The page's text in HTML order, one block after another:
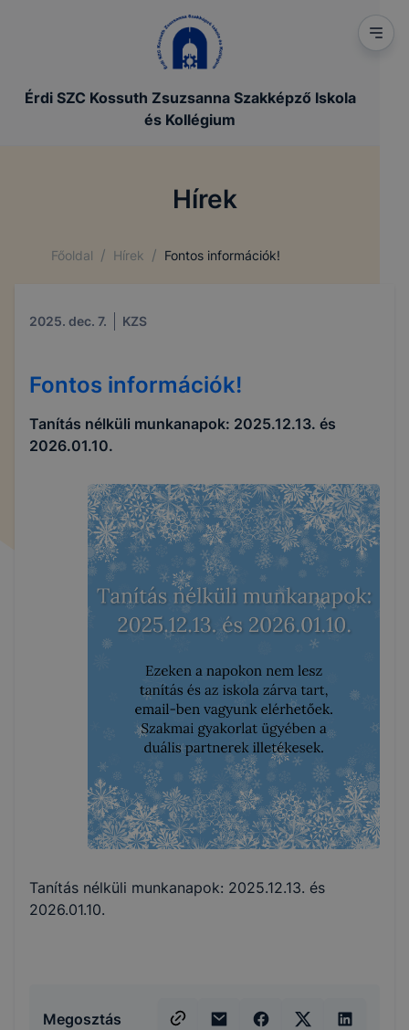
Érdi SZC Kossuth Zsuzsanna Szakképző Iskola
és Kollégium
Hírek
Főoldal / Hírek / Fontos információk!
2025. dec. 7. KZS
Fontos információk!
Tanítás nélküli munkanapok: 2025.12.13. és
2026.01.10.
Tanítás nélküli munkanapok: 2025.12.13. és
2026.01.10.
Megosztás